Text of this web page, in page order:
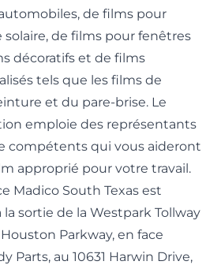
de films pour
de films pour fenêtres
décoratifs et de films
tels que les films de
et du pare-brise. Le
emploie des représentants
compétents qui vous aideront
approprié pour votre travail.
Madico South Texas est
sortie de la Westpark Tollway
Parkway, en face
Parts, au 10631 Harwin Drive,